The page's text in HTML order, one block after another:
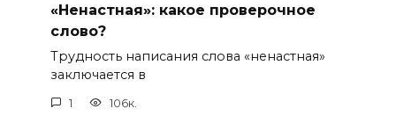
«Ненастная»: какое проверочное
слово?
Трудность написания слова «ненастная»
заключается в
1 106к.